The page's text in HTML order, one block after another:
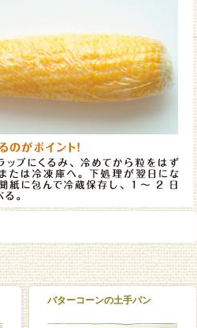
バターコーンの土手パン